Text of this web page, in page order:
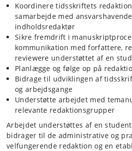
Koordinere tidsskriftets
samarbejde med
indholdsredaktør
Sikre fremdrift i
kommunikation med forfattere,
reviewere understøttet af en
Planlægge og følge op på
Bidrage til udviklingen af
og arbejdsgange
Understøtte arbejdet med
relevante redaktionsgrupper
Arbejdet understøttes af en
bidrager til de administrative og
velfungerende redaktion og en